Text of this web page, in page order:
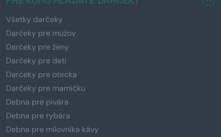
Všetky darčeky
Darčeky pre mužov
Darčeky pre ženy
Darčeky pre deti
Darčeky pre otecka
Darčeky pre mamičku
Debna pre pivára
Debna pre rybára
Debna pre milovníka kávy